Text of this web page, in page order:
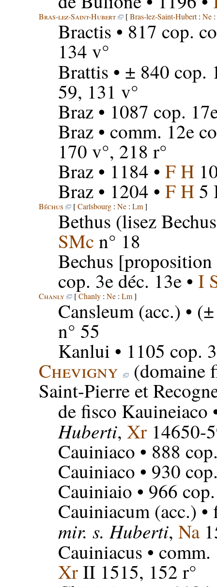
Bras-lez-Saint-Hubert [Bras-lez-Saint-Hubert: Ne:
Bractis • 817 cop.
134 v°
Brattis • ± 840 cop.
59, 131 v°
Braz• 1087 cop.
Braz• comm. 12e
170 v°, 218 r°
Braz• 1184 • F H
Braz• 1204 • F H5
Béchus [Carlsbourg: Ne: Lm]
Bethus (lisez
SMc n° 18
Bechus
cop. 3e déc. 13e • I
Chanly [Chanly: Ne: Lm]
Cansleum(acc.) •
n° 55
Kanlui • 1105 cop.
Chevigny (domaine
Saint-Pierre et
de fisco Kauineiaco
Huberti, Xr14650-
Cauiniaco • 888
Cauiniaco • 930
Cauiniaio • 966
Cauiniacum(acc.) •
mir. s. Huberti, Na
Cauiniacus •
XrII 1515, 152 r°